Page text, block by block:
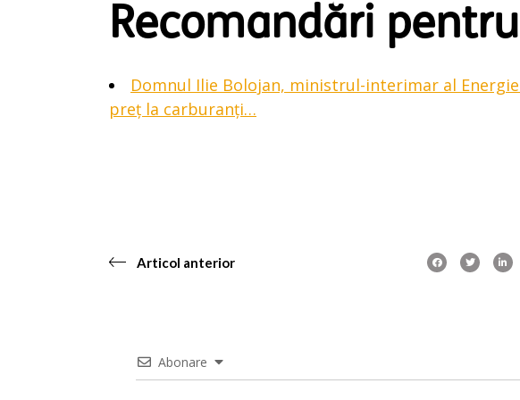
Recomandări
Domnul Ilie Bolojan, ministrul-interimar al
preț la carburanți…
Articol anterior
Abonare